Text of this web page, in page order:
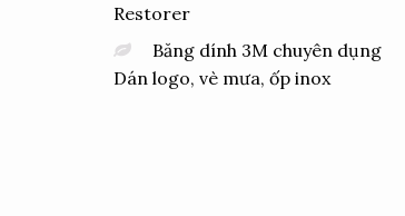
Restorer
Băng dính 3M chuyên dụng
Dán logo, vè mưa, ốp inox